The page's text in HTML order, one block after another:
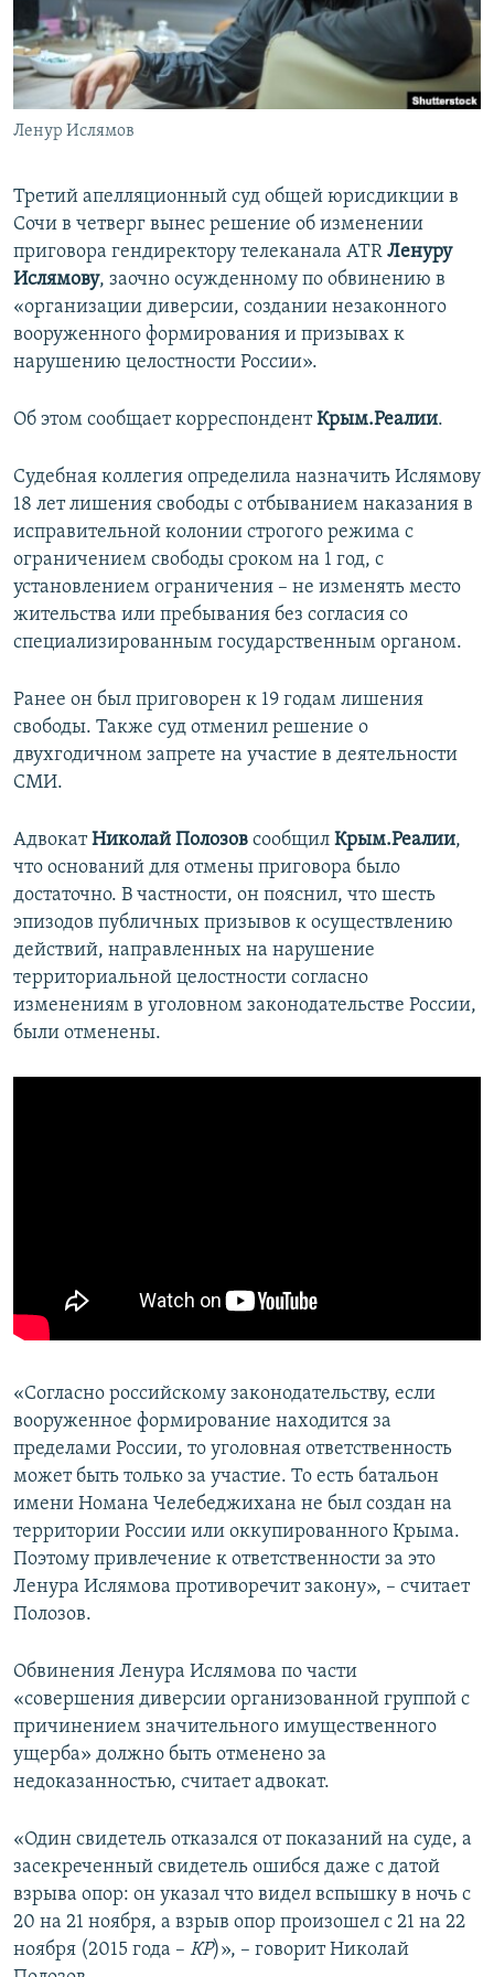
ПОБЕДИТЕЛЕЙ НЕ СУДЯТ?
КРЫМ.НЕПОКОРЕННЫЙ
ELIFBE
УКРАИНСКАЯ ПРОБЛЕМА КРЫМА
ПРИСОЕДИНЯЙТЕСЬ!
Ленур Ислямов
Третий апелляционный суд общей юрисдикции в
Сочи в четверг вынес решение об изменении
приговора гендиректору телеканала ATR Ленуру
Ислямову, заочно осужденному по обвинению в
«организации диверсии, создании незаконного
вооруженного формирования и призывах к
нарушению целостности России».
Об этом сообщает корреспондентКрым.Реалии.
Судебная коллегия определила назначить Ислямову
18 лет лишения свободы с отбыванием наказания в
исправительной колонии строгого режима с
ограничением свободы сроком на 1 год, с
установлением ограничения – не изменять место
жительства или пребывания без согласия со
специализированным государственным органом.
Ранее он был приговорен к 19 годам лишения
свободы. Также суд отменил решение о
двухгодичном запрете на участие в деятельности
СМИ.
АдвокатНиколай Полозов сообщил Крым.Реалии,
что оснований для отмены приговора было
достаточно. В частности, он пояснил, что шесть
эпизодов публичных призывов к осуществлению
действий, направленных на нарушение
территориальной целостности согласно
изменениям в уголовном законодательстве России,
были отменены.
«Согласно российскому законодательству, если
вооруженное формирование находится за
пределами России, то уголовная ответственность
может быть только за участие. То есть батальон
имени Номана Челебеджихана не был создан на
территории России или оккупированного Крыма.
Поэтому привлечение к ответственности за это
Ленура Ислямова противоречит закону», – считает
Полозов.
Обвинения Ленура Ислямова по части
«совершения диверсии организованной группой с
причинением значительного имущественного
ущерба» должно быть отменено за
недоказанностью, считает адвокат.
«Один свидетель отказался от показаний на суде, а
засекреченный свидетель ошибся даже с датой
взрыва опор: он указал что видел вспышку в ночь с
20 на 21 ноября, а взрыв опор произошел с 21 на 22
ноября (2015 года – КР)», – говорит Николай